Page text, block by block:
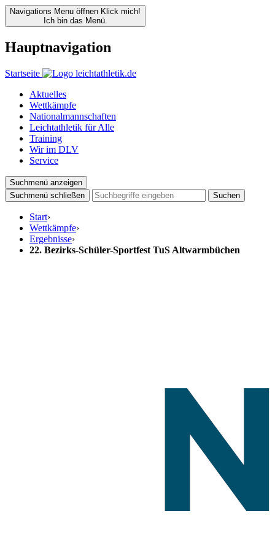
Navigations Menu öffnen Klick mich!
Ich bin das Menü.
Hauptnavigation
Startseite
Aktuelles
Wettkämpfe
Nationalmannschaften
Leichtathletik für Alle
Training
Wir im DLV
Service
Suchmenü anzeigen
Suchmenü schließen
Suchen
Start›
Wettkämpfe›
Ergebnisse›
22. Bezirks-Schüler-Sportfest TuS Altwarmbüchen